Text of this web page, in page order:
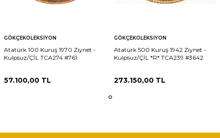
GÖKÇEKOLEKSIYON
Atatürk 100 Kuruş 1970 Ziynet -
Kulpsuz/ÇİL TCA274 #761
57.100,00 TL
GÖKÇEKOLEKSIYON
Atatürk 500 Kuruş 1942 Ziynet -
Kulpsuz/ÇİL *R* TCA239 #3642
273.150,00TL